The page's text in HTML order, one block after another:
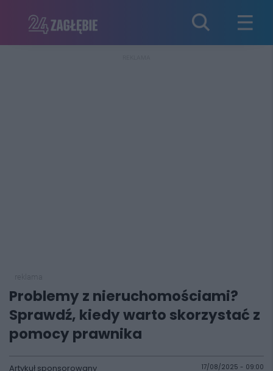
Problemy z nieruchomościami?
Sprawdź, kiedy warto skorzystać z
pomocy prawnika
Artykuł sponsorowany 17/08/2025 - 09:00